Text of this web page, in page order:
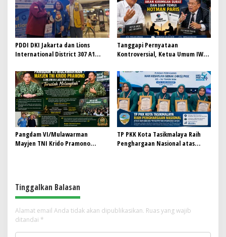
PDDI DKI Jakarta dan Lions
International District 307 A1
Gerakan Donor Darah Modern
Tanggapi Pernyataan
Kontroversial, Ketua Umum IWO
Temui Hotman Paris: Jaga
Marwah Pers Lewat Dialog
Terbuka
Pangdam VI/Mulawarman
Mayjen TNI Krido Pramono
TP PKK Kota Tasikmalaya Raih
Penghargaan Nasional atas
Tinggalkan Balasan
Alamat email Anda tidak akan dipublikasikan. Ruas yang wajib
ditandai *